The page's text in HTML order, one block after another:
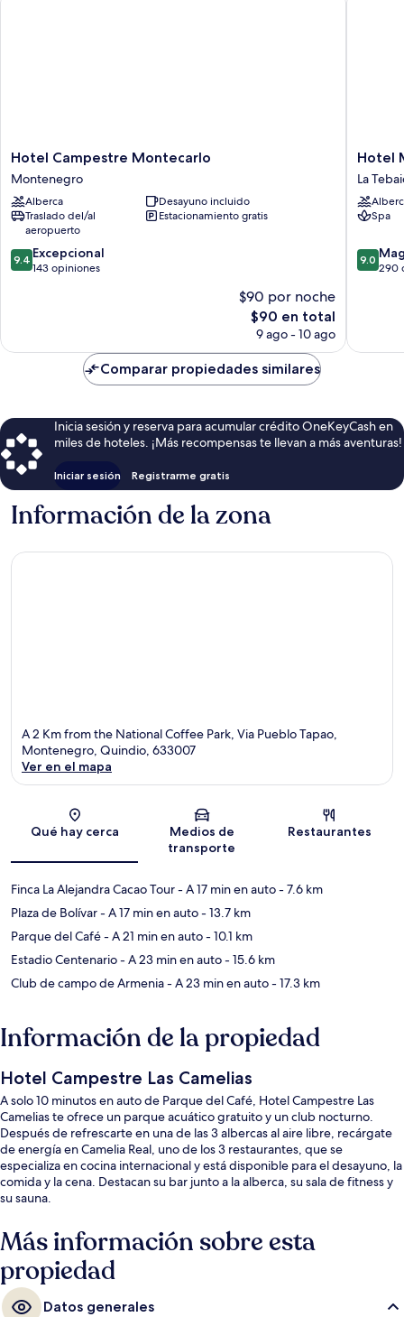
Hotel
Campestre
Montecarlo
Montenegro
Hotel Campestre Montecarlo
Montenegro
Alberca
Desayuno incluido
Traslado del/al
aeropuerto
Estacionamiento gratis
9.4
de
9.4 Excepcional
143 opiniones
$90 por noche
El
precio
es
$90 en total
9 ago - 10 ago
Hotel
Mocawa
Resort
La
Tebaida
Hotel
La
Spa
9.0
de
9.0
290
Comparar propiedades similares
Inicia sesión y reserva para acumular crédito OneKeyCash en
miles de hoteles. ¡Más recompensas te llevan a más aventuras!
Iniciar sesión Registrarme gratis
Información de la zona
A 2 Km from the National Coffee Park, Via Pueblo Tapao,
Montenegro, Quindio, 633007
Ver en el mapa
Qué hay cerca
Medios de
transporte
Restaurantes
Finca La Alejandra Cacao Tour- A 17 min en auto- 7.6 km
Plaza de Bolívar- A 17 min en auto- 13.7 km
Parque del Café- A 21 min en auto- 10.1 km
Estadio Centenario- A 23 min en auto- 15.6 km
Club de campo de Armenia- A 23 min en auto- 17.3 km
Información de la propiedad
Hotel Campestre Las Camelias
A solo 10 minutos en auto de Parque del Café, Hotel Campestre Las
Camelias te ofrece un parque acuático gratuito y un club nocturno.
Después de refrescarte en una de las 3 albercas al aire libre, recárgate
de energía en Camelia Real, uno de los 3 restaurantes, que se
especializa en cocina internacional y está disponible para el desayuno, la
comida y la cena. Destacan su bar junto a la alberca, su sala de fitness y
su sauna.
Más información sobre esta
propiedad
Datos generales